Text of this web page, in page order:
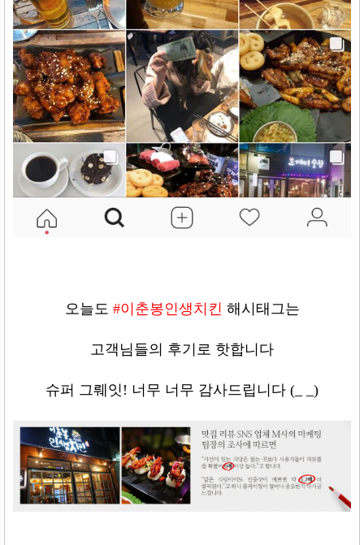
오늘도 #이춘봉인생치킨 해시태그는
고객님들의 후기로 핫합니다
슈퍼 그뤠잇 ! 너무 너무 감사드립니다 (_ _)